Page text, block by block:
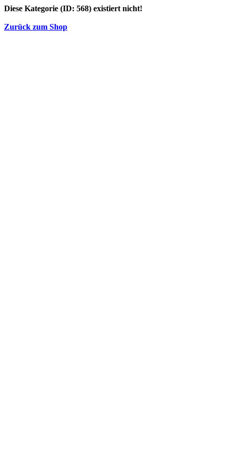
Diese Kategorie (ID: 568) existiert nicht!
Zurück zum Shop